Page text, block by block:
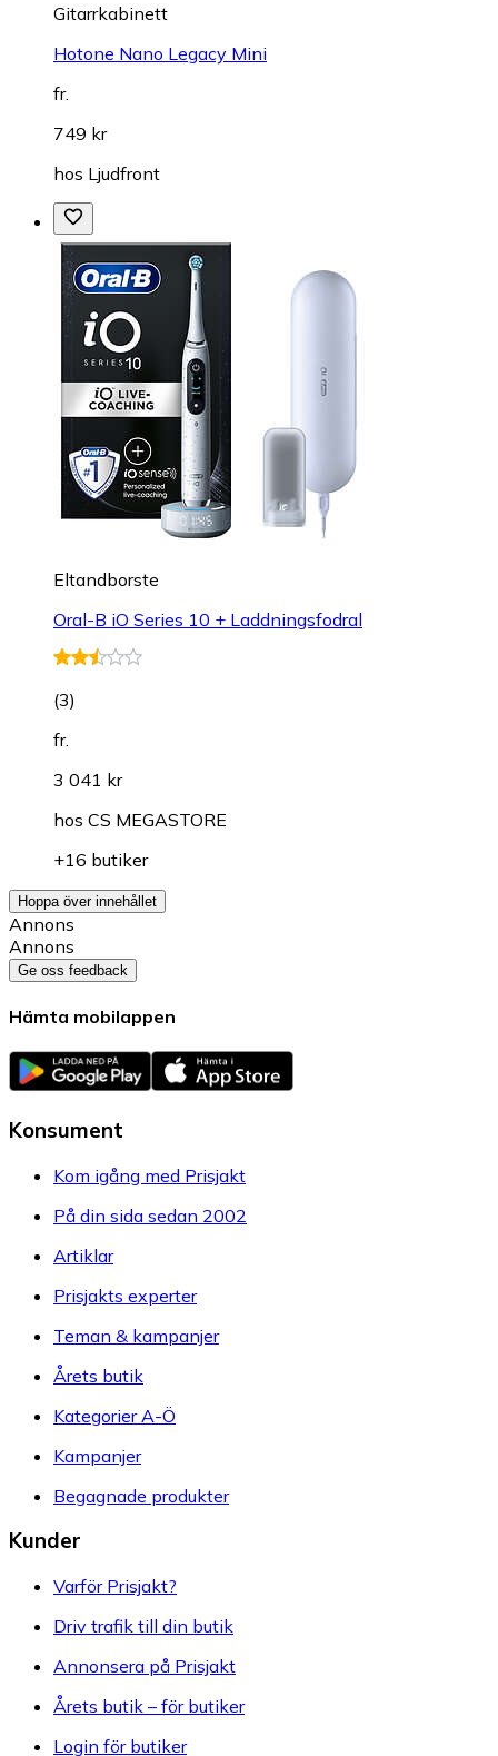
Gitarrkabinett
Hotone Nano Legacy Mini
fr.
749 kr
hos Ljudfront
Eltandborste
Oral-B iO Series 10 + Laddningsfodral
(3)
fr.
3 041 kr
hos CS MEGASTORE
+16 butiker
Hoppa över innehållet
Annons
Annons
Ge oss feedback
Hämta mobilappen
Konsument
Kom igång med Prisjakt
På din sida sedan 2002
Artiklar
Prisjakts experter
Teman & kampanjer
Årets butik
Kategorier A-Ö
Kampanjer
Begagnade produkter
Kunder
Varför Prisjakt?
Driv trafik till din butik
Annonsera på Prisjakt
Årets butik – för butiker
Login för butiker